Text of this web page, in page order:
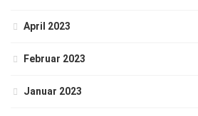
April 2023
Februar 2023
Januar 2023